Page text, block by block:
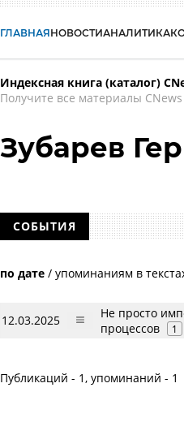
ГЛАВНАЯНОВОСТИАНАЛИТИКА
Индексная книга (каталог)
Получите все материалы
Зубарев
СОБЫТИЯ
по дате / упоминаниям в
12.03.2025
Не просто
процессов
1
Публикаций - 1, упоминаний - 1